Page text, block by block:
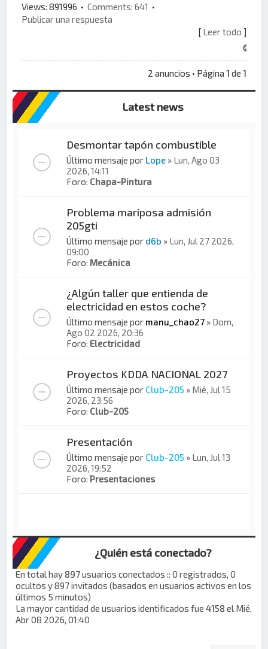
Views: 891996 •Comments: 641 •
Publicar una respuesta
[ Leer todo ]
2 anuncios • Página 1 de 1
Latest news
Desmontar tapón combustible
Último mensaje por Lope » Lun, Ago 03
2026, 14:11
Foro: Chapa-Pintura
Problema mariposa admisión
205gti
Último mensaje por d6b » Lun, Jul 27 2026,
09:00
Foro: Mecánica
¿Algún taller que entienda de
electricidad en estos coche?
Último mensaje por manu_chao27 » Dom,
Ago 02 2026, 20:36
Foro: Electricidad
Proyectos KDDA NACIONAL 2027
Último mensaje por Club-205 » Mié, Jul 15
2026, 23:56
Foro: Club-205
Presentación
Último mensaje por Club-205 » Lun, Jul 13
2026, 19:52
Foro: Presentaciones
¿Quién está conectado?
En total hay 897usuarios conectados :: 0 registrados, 0
ocultos y 897 invitados (basados en usuarios activos en los
últimos 5 minutos)
La mayor cantidad de usuarios identificados fue4158 el Mié,
Abr 08 2026, 01:40